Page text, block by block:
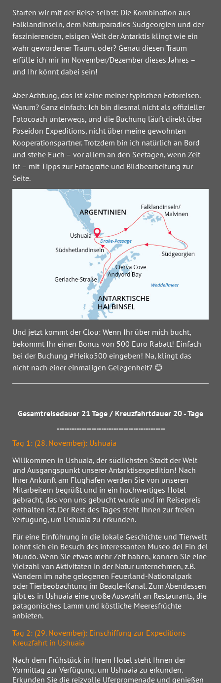
Starten wir mit der Reise selbst: Die Kombination aus
Falklandinseln, dem Naturparadies Südgeorgien und der
faszinierenden, eisigen Welt der Antarktis klingt wie ein
wahr gewordener Traum, oder? Genau diesen Traum
erfülle ich mir im November/Dezember dieses Jahres –
und Ihr könnt dabei sein!
Aber Achtung, das ist keine meiner typischen Fotoreisen.
Warum? Ganz einfach: Ich bin diesmal nicht als offizieller
Fotocoach unterwegs, und die Buchung läuft direkt über
Poseidon Expeditions, nicht über meine gewohnten
Kooperationspartner. Trotzdem bin ich natürlich an Bord
und stehe Euch – vor allem an den Seetagen, wenn Zeit
ist – mit Tipps zur Fotografie und Bildbearbeitung zur
Seite.
Und jetzt kommt der Clou: Wenn Ihr über mich bucht,
bekommt Ihr einen Bonus von 500 Euro Rabatt! Einfach
bei der Buchung #Heiko500 eingeben! Na, klingt das
nicht nach einer einmaligen Gelegenheit? 😊
Gesamtreisedauer 21 Tage / Kreuzfahrtdauer 20 - Tage
--------------------------------------------
Tag 1: (28. November): Ushuaia
Willkommen in Ushuaia, der südlichsten Stadt der Welt
und Ausgangspunkt unserer Antarktisexpedition! Nach
Ihrer Ankunft am Flughafen werden Sie von unseren
Mitarbeitern begrüßt und in ein hochwertiges Hotel
gebracht, das von uns gebucht wurde und im Reisepreis
enthalten ist. Der Rest des Tages steht Ihnen zur freien
Verfügung, um Ushuaia zu erkunden.
Für eine Einführung in die lokale Geschichte und Tierwelt
lohnt sich ein Besuch des interessanten Museo del Fin del
Mundo. Wenn Sie etwas mehr Zeit haben, können Sie eine
Vielzahl von Aktivitäten in der Natur unternehmen, z.B.
Wandern im nahe gelegenen Feuerland-Nationalpark
oder Tierbeobachtung im Beagle-Kanal. Zum Abendessen
gibt es in Ushuaia eine große Auswahl an Restaurants, die
patagonisches Lamm und köstliche Meeresfrüchte
anbieten.
Tag 2: (29. November): Einschiffung zur Expeditions
Kreuzfahrt in Ushuaia
Nach dem Frühstück in Ihrem Hotel steht Ihnen der
Vormittag zur Verfügung, um Ushuaia zu erkunden.
Erkunden Sie die reizvolle Uferpromenade und genießen